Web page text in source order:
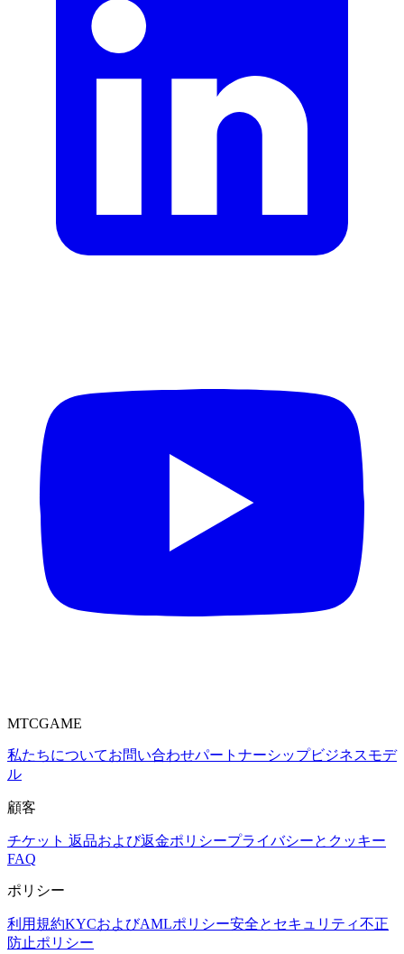
MTCGAME
私たちについてお問い合わせパートナーシップビジネスモデ
ル
顧客
チケット 返品および返金ポリシープライバシーとクッキー
FAQ
ポリシー
利用規約KYCおよびAMLポリシー安全とセキュリティ不正
防止ポリシー